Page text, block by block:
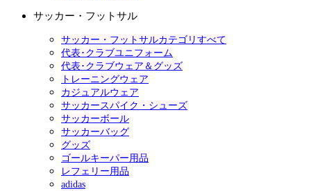
サッカー・フットサル
サッカー・フットサルカテゴリすべて
代表･クラブユニフォーム
代表･クラブウェア＆グッズ
トレーニングウェア
カジュアルウェア
サッカースパイク・シューズ
サッカーボール
サッカーバッグ
グッズ
ゴールキーパー用品
レフェリー用品
adidas